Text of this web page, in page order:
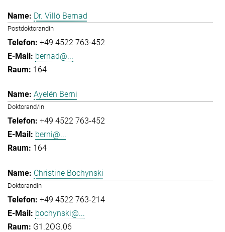
Dr. Villö Bernad
Postdoktorandin
+49 4522 763-452
bernad@...
164
Ayelén Berni
Doktorand/in
+49 4522 763-452
berni@...
164
Christine Bochynski
Doktorandin
+49 4522 763-214
bochynski@...
G1.2OG.06